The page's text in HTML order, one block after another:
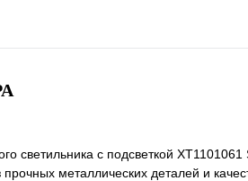
светильника с подсветкой
металлических деталей и